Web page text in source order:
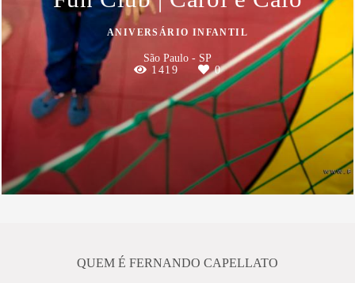
ANIVERSÁRIO INFANTIL
São Paulo - SP
1419
0
QUEM É FERNANDO CAPELLATO